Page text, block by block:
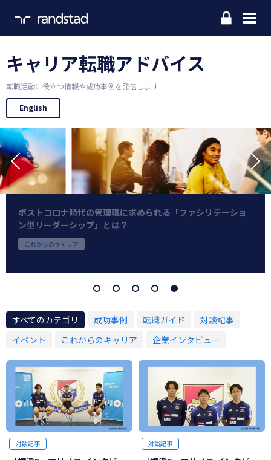
Home
企業のご担当の方
お問い合わせ
拠点一覧
採用情報
キャリア転職アドバイス
転職活動に役立つ情報や成功事例を発信します
English
副業で自分の市場価値を高めよう。副業で得られるスキルと
周りへのポジティブインパクトとは？
これからのキャリア
すべてのカテゴリ 成功事例 転職ガイド
対談記事
イベント
これからのキャリア 企業インタビュー
対談記事 対談記事